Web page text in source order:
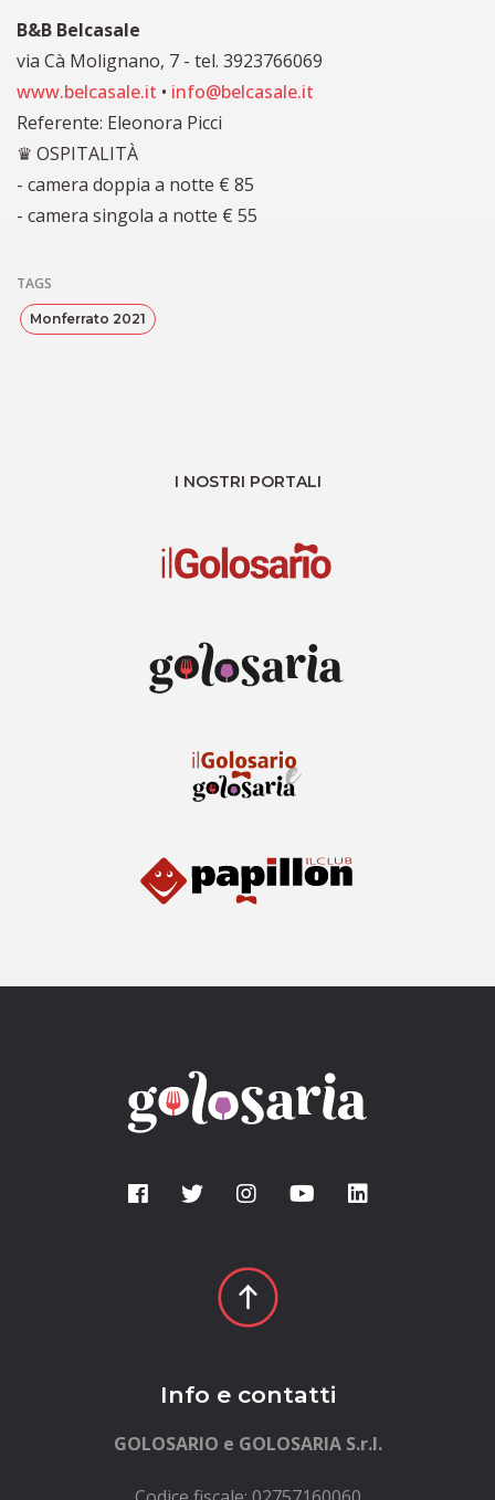
B&B Belcasale
via Cà Molignano, 7 - tel. 3923766069
www.belcasale.it • info@belcasale.it
Referente: Eleonora Picci
♛ OSPITALITÀ
- camera doppia a notte € 85
- camera singola a notte € 55
TAGS
Monferrato 2021
I NOSTRI PORTALI
Info e contatti
GOLOSARIO e GOLOSARIA S.r.l.